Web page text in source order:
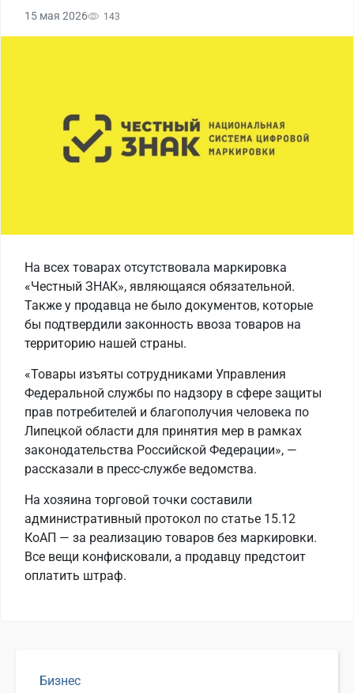
15 мая 2026 143
На всех товарах отсутствовала маркировка
«Честный ЗНАК», являющаяся обязательной.
Также у продавца не было документов, которые
бы подтвердили законность ввоза товаров на
территорию нашей страны.
«Товары изъяты сотрудниками Управления
Федеральной службы по надзору в сфере защиты
прав потребителей и благополучия человека по
Липецкой области для принятия мер в рамках
законодательства Российской Федерации», —
рассказали в пресс-службе ведомства.
На хозяина торговой точки составили
административный протокол по статье 15.12
КоАП — за реализацию товаров без маркировки.
Все вещи конфисковали, а продавцу предстоит
оплатить штраф.
Бизнес